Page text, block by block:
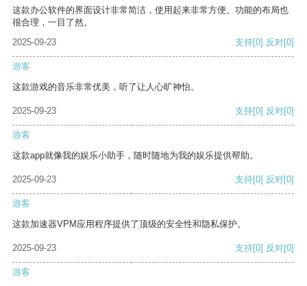
这款办公软件的界面设计非常简洁，使用起来非常方便。功能的布局也
很合理，一目了然。
2025-09-23
支持[0] 反对[0]
游客
这款游戏的音乐非常优美，听了让人心旷神怡。
2025-09-23 支持[0] 反对[0]
游客
这款app就像我的娱乐小助手，随时随地为我的娱乐提供帮助。
2025-09-23 支持[0] 反对[0]
游客
这款加速器VPM应用程序提供了顶级的安全性和隐私保护。
2025-09-23 支持[0] 反对[0]
游客